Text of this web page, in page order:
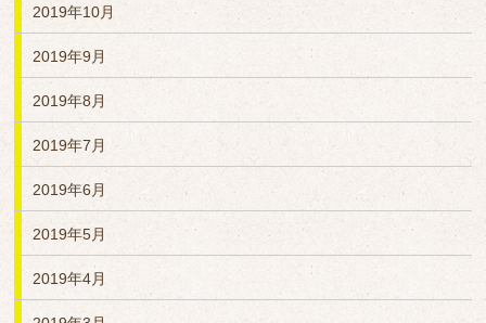
2019年10月
2019年9月
2019年8月
2019年7月
2019年6月
2019年5月
2019年4月